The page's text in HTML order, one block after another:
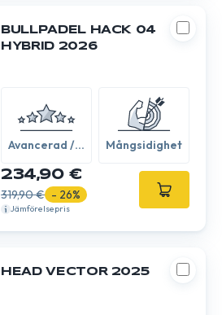
BULLPADEL HACK 04
HYBRID 2026
Avancerad /
Mångsidighet
234,90 €
319,90 € - 26%
Jämförelsepris
HEAD VECTOR 2025